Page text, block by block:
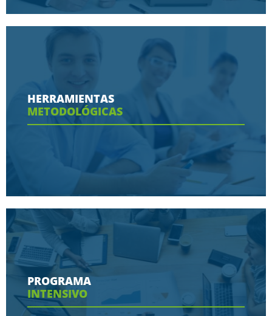
Conoce aquí las razones porque nos eligen
Ver más
HERRAMIENTAS
METODOLÓGICAS
Conoce aquí las herramientas con las que
contaras en tu programa
Ver más
PROGRAMA
INTENSIVO